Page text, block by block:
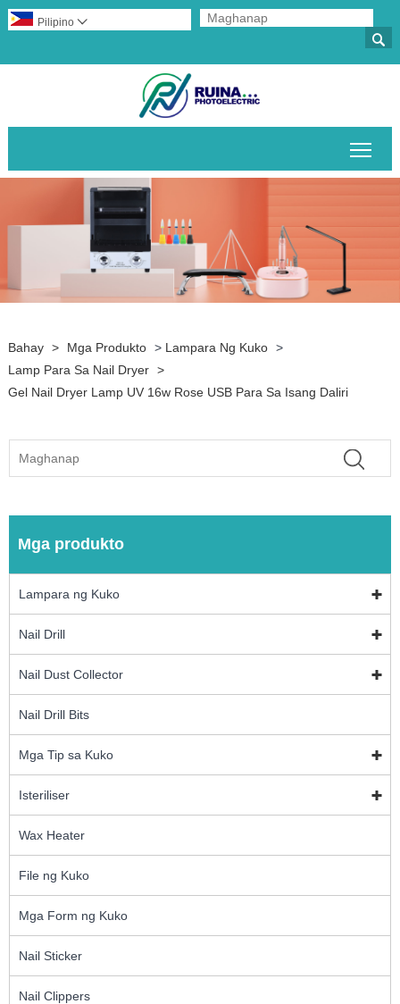

Pilipino 
Bahay > Mga Produkto > Lampara Ng Kuko >
Lamp Para Sa Nail Dryer >
Gel Nail Dryer Lamp UV 16w Rose USB Para Sa Isang Daliri
Mga produkto
Lampara ng Kuko
Nail Drill
Nail Dust Collector
Nail Drill Bits
Mga Tip sa Kuko
Isteriliser
Wax Heater
File ng Kuko
Mga Form ng Kuko
Nail Sticker
Nail Clippers